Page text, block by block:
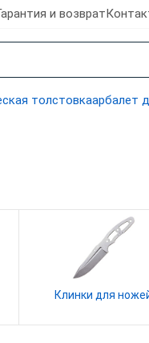
и возврат
толстовкаарбалет
Клинки для